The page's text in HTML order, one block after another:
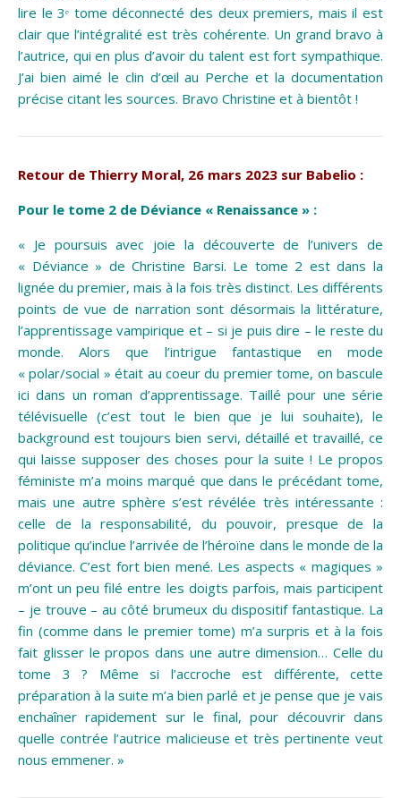
lire le 3ᵉ tome déconnecté des deux premiers, mais il est
clair que l’intégralité est très cohérente. Un grand bravo à
l’autrice, qui en plus d’avoir du talent est fort sympathique.
J’ai bien aimé le clin d’œil au Perche et la documentation
précise citant les sources. Bravo Christine et à bientôt !
Retour de Thierry Moral, 26 mars 2023 sur Babelio :
Pour le tome 2 de Déviance « Renaissance » :
« Je poursuis avec joie la découverte de l’univers de
« Déviance » deChristine Barsi. Le tome 2 est dans la
lignée du premier, mais à la fois très distinct. Les différents
points de vue de narration sont désormais la littérature,
l’apprentissage vampirique et – si je puis dire – le reste du
monde. Alors que l’intrigue fantastique en mode
« polar/social » était au coeur du premier tome, on bascule
ici dans un roman d’apprentissage. Taillé pour une série
télévisuelle (c’est tout le bien que je lui souhaite), le
background est toujours bien servi, détaillé et travaillé, ce
qui laisse supposer des choses pour la suite ! Le propos
féministe m’a moins marqué que dans le précédant tome,
mais une autre sphère s’est révélée très intéressante :
celle de la responsabilité, du pouvoir, presque de la
politique qu’inclue l’arrivée de l’héroïne dans le monde de la
déviance. C’est fort bien mené. Les aspects « magiques »
m’ont un peu filé entre les doigts parfois, mais participent
– je trouve – au côté brumeux du dispositif fantastique. La
fin (comme dans le premier tome) m’a surpris et à la fois
fait glisser le propos dans une autre dimension… Celle du
tome 3 ? Même si l’accroche est différente, cette
préparation à la suite m’a bien parlé et je pense que je vais
enchaîner rapidement sur le final, pour découvrir dans
quelle contrée l’autrice malicieuse et très pertinente veut
nous emmener. »